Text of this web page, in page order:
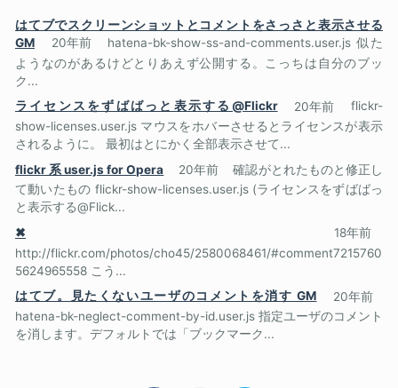
はてブでスクリーンショットとコメントをさっさと表示させる
GM
20年前
hatena-bk-show-ss-and-comments.user.js 似た
ようなのがあるけどとりあえず公開する。こっちは自分のブッ
ク...
ライセンスをずばばっと表示する@Flickr
20年前
flickr-
show-licenses.user.js マウスをホバーさせるとライセンスが表示
されるように。 最初はとにかく全部表示させて...
flickr 系 user.js for Opera
20年前
確認がとれたものと修正し
て動いたもの flickr-show-licenses.user.js (ライセンスをずばばっ
と表示する@Flick...
✖
18年前
http://flickr.com/photos/cho45/2580068461/#comment7215760
5624965558 こう...
はてブ。見たくないユーザのコメントを消す GM
20年前
hatena-bk-neglect-comment-by-id.user.js 指定ユーザのコメント
を消します。デフォルトでは「ブックマーク...